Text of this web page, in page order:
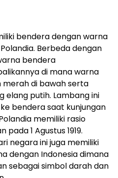
bendera dengan warna
Polandia. Berbeda dengan
bendera
di mana warna
merah di bawahserta
elang putih. Lambang ini
bendera saat kunjungan
olandia memiliki rasio
pada1 Agustus1919.
negaraini juga memiliki
dengan Indonesiadimana
sebagai simbol darah dan